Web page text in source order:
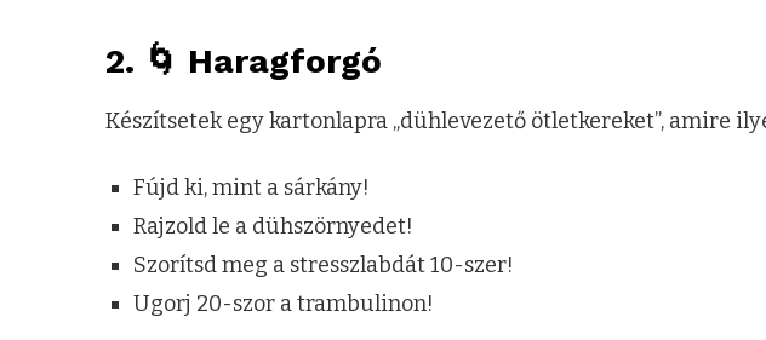
2. 🌀 Haragforgó
Készítsetek egy kartonlapra „dühlevezető ötletkereket”, amire
Fújd ki, mint a sárkány!
Rajzold le a dühszörnyedet!
Szorítsd meg a stresszlabdát 10-szer!
Ugorj 20-szor a trambulinon!